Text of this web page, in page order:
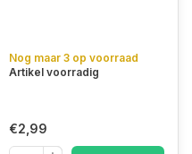
Nog maar 3 op voorraad
Artikel voorradig
€2,99